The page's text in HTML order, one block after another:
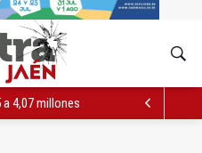
a 4,07 millones su inversión social en